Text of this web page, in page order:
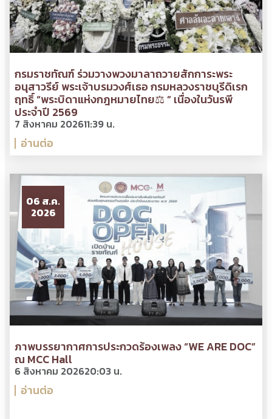
กรมราชทัณฑ์ ร่วมวางพวงมาลาถวายสักการะพระ
อนุสาวรีย์ พระเจ้าบรมวงศ์เธอ กรมหลวงราชบุรีดิเรก
ฤทธิ์ “พระบิดาแห่งกฎหมายไทย⚖ ” เนื่องในวันรพี
ประจำปี 2569
7 สิงหาคม 202611:39 น.
อ่านต่อ
06 ส.ค.
2026
ภาพบรรยากาศการประกวดร้องเพลง “WE ARE DOC”
ณ MCC Hall
6 สิงหาคม 202620:03 น.
อ่านต่อ